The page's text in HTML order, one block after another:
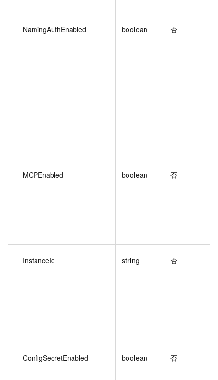
NamingAuthEnabled boolean 否
MCPEnabled boolean 否
InstanceId string 否
ConfigSecretEnabled boolean 否